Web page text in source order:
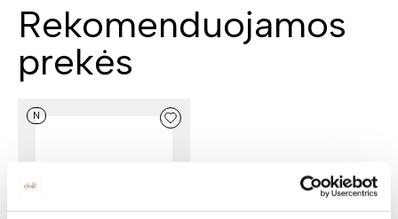
Rekomenduojamos
prekės
N